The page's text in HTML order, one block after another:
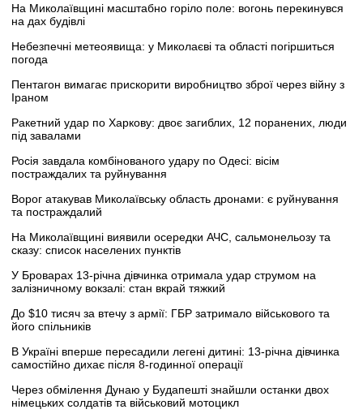
На Миколаївщині масштабно горіло поле: вогонь перекинувся
на дах будівлі
Небезпечні метеоявища: у Миколаєві та області погіршиться
погода
Пентагон вимагає прискорити виробництво зброї через війну з
Іраном
Ракетний удар по Харкову: двоє загиблих, 12 поранених, люди
під завалами
Росія завдала комбінованого удару по Одесі: вісім
постраждалих та руйнування
Ворог атакував Миколаївську область дронами: є руйнування
та постраждалий
На Миколаївщині виявили осередки АЧС, сальмонельозу та
сказу: список населених пунктів
У Броварах 13-річна дівчинка отримала удар струмом на
залізничному вокзалі: стан вкрай тяжкий
До $10 тисяч за втечу з армії: ГБР затримало військового та
його спільників
В Україні вперше пересадили легені дитині: 13-річна дівчинка
самостійно дихає після 8-годинної операції
Через обмілення Дунаю у Будапешті знайшли останки двох
німецьких солдатів та військовий мотоцикл